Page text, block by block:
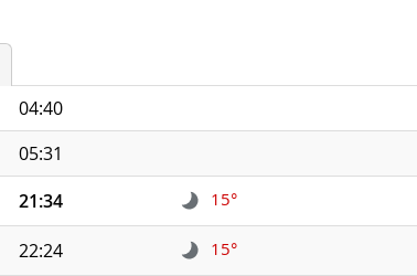
04:40
05:31
21:34 15°
22:24 15°